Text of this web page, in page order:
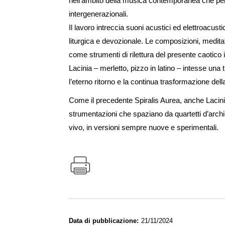
intergenerazionali.
Il lavoro intreccia suoni acustici ed
liturgica e devozionale. Le composizioni,
come strumenti di rilettura del presente
Lacinia – merletto, pizzo in latino – intesse
l’eterno ritorno e la continua trasformazione
Come il precedente Spiralis Aurea, anche
strumentazioni che spaziano da quartetti
vivo, in versioni sempre nuove e sperimentali.
Data di pubblicazione 21/11/2024